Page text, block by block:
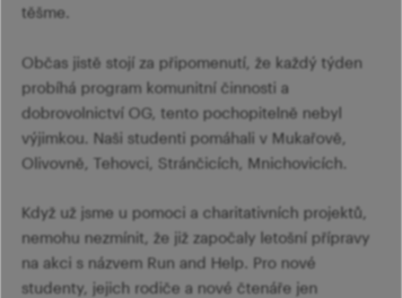
těšme.
Občas jistě stojí za připomenutí, že každý týden
probíhá program komunitní činnosti a
dobrovolnictví OG, tento pochopitelně nebyl
výjimkou. Naši studenti pomáhali v Mukařově,
Olivovně, Tehovci, Stránčicích, Mnichovicích.
Když už jsme u pomoci a charitativních projektů,
nemohu nezmínit, že již započaly letošní přípravy
na akci s názvem Run and Help. Pro nové
studenty, jejich rodiče a nové čtenáře jen